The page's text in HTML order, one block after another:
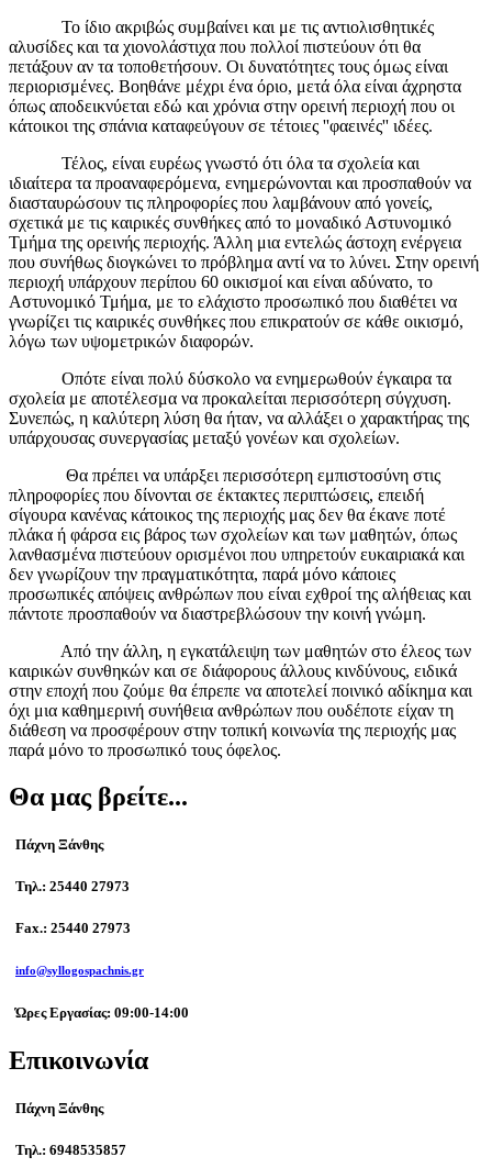
Το ίδιο ακριβώς συμβαίνει και με τις αντιολισθητικές
αλυσίδες και τα χιονολάστιχα που πολλοί πιστεύουν ότι θα
πετάξουν αν τα τοποθετήσουν. Οι δυνατότητες τους όμως είναι
περιορισμένες. Βοηθάνε μέχρι ένα όριο, μετά όλα είναι άχρηστα
όπως αποδεικνύεται εδώ και χρόνια στην ορεινή περιοχή που οι
κάτοικοι της σπάνια καταφεύγουν σε τέτοιες ''φαεινές'' ιδέες.
Τέλος, είναι ευρέως γνωστό ότι όλα τα σχολεία και
ιδιαίτερα τα προαναφερόμενα, ενημερώνονται και προσπαθούν να
διασταυρώσουν τις πληροφορίες που λαμβάνουν από γονείς,
σχετικά με τις καιρικές συνθήκες από το μοναδικό Αστυνομικό
Τμήμα της ορεινής περιοχής. Άλλη μια εντελώς άστοχη ενέργεια
που συνήθως διογκώνει το πρόβλημα αντί να το λύνει. Στην ορεινή
περιοχή υπάρχουν περίπου 60 οικισμοί και είναι αδύνατο, το
Αστυνομικό Τμήμα, με το ελάχιστο προσωπικό που διαθέτει να
γνωρίζει τις καιρικές συνθήκες που επικρατούν σε κάθε οικισμό,
λόγω των υψομετρικών διαφορών.
Οπότε είναι πολύ δύσκολο να ενημερωθούν έγκαιρα τα
σχολεία με αποτέλεσμα να προκαλείται περισσότερη σύγχυση.
Συνεπώς, η καλύτερη λύση θα ήταν, να αλλάξει ο χαρακτήρας της
υπάρχουσας συνεργασίας μεταξύ γονέων και σχολείων.
Θα πρέπει να υπάρξει περισσότερη εμπιστοσύνη στις
πληροφορίες που δίνονται σε έκτακτες περιπτώσεις, επειδή
σίγουρα κανένας κάτοικος της περιοχής μας δεν θα έκανε ποτέ
πλάκα ή φάρσα εις βάρος των σχολείων και των μαθητών, όπως
λανθασμένα πιστεύουν ορισμένοι που υπηρετούν ευκαιριακά και
δεν γνωρίζουν την πραγματικότητα, παρά μόνο κάποιες
προσωπικές απόψεις ανθρώπων που είναι εχθροί της αλήθειας και
πάντοτε προσπαθούν να διαστρεβλώσουν την κοινή γνώμη.
Από την άλλη, η εγκατάλειψη των μαθητών στο έλεος των
καιρικών συνθηκών και σε διάφορους άλλους κινδύνους, ειδικά
στην εποχή που ζούμε θα έπρεπε να αποτελεί ποινικό αδίκημα και
όχι μια καθημερινή συνήθεια ανθρώπων που ουδέποτε είχαν τη
διάθεση να προσφέρουν στην τοπική κοινωνία της περιοχής μας
παρά μόνο το προσωπικό τους όφελος.
Θα μας βρείτε...
Πάχνη Ξάνθης
Τηλ.: 25440 27973
Fax.: 25440 27973
info@syllogospachnis.gr
Ώρες Εργασίας: 09:00-14:00
Επικοινωνία
Πάχνη Ξάνθης
Τηλ.: 6948535857